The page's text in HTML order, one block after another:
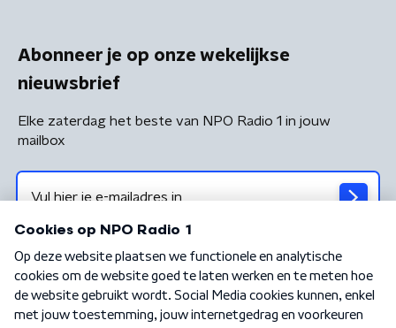
Abonneer je op onze wekelijkse
nieuwsbrief
Elke zaterdag het beste van NPO Radio 1 in jouw
mailbox
Algemene voorwaarden